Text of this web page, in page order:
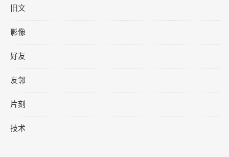
旧文
影像
好友
友邻
片刻
技术